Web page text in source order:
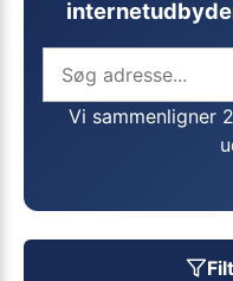
Vi sammenligner